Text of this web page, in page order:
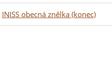
INISS obecná znělka (konec)